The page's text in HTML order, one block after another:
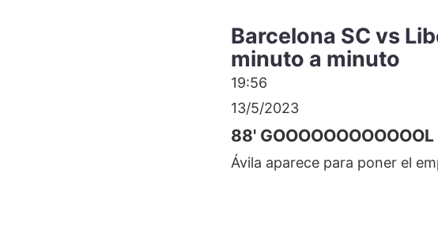
Barcelona SC vs
minuto a minuto
19:56
13/5/2023
88'
Ávila aparece para poner el